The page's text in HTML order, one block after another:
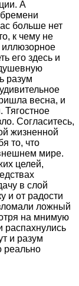
А
больше нет
к чему не
иллюзорное
его здесь и
разум
весна, и
Тягостное
Согласитесь,
жизненной
то, что
мире.
целей,
в слой
и от радости
ложный
на мнимую
распахнулись
и разум
реально